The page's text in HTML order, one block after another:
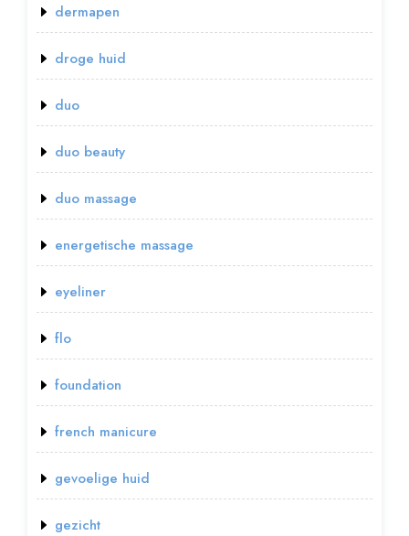
dermapen
droge huid
duo
duo beauty
duo massage
energetische massage
eyeliner
flo
foundation
french manicure
gevoelige huid
gezicht